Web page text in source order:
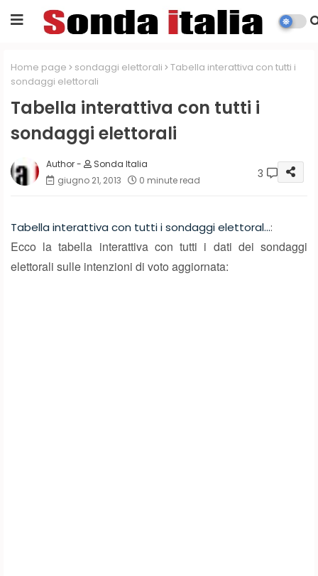
Home page sondaggi elettorali
Tabella interattiva con tutti i
sondaggi elettorali
Tabella interattiva con tutti i
sondaggi elettorali
Sonda Italia
giugno 21, 2013
0 minute read 3
Tabella interattiva con tutti i sondaggi elettoral...:
Ecco la tabella interattiva con tutti i dati dei sondaggi
elettorali sulle intenzioni di voto aggiornata: